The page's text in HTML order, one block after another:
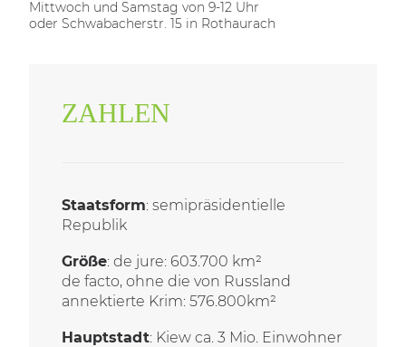
Mittwoch und Samstag von 9-12 Uhr
oder Schwabacherstr. 15 in Rothaurach
ZAHLEN
Staatsform: semipräsidentielle
Republik
Größe: de jure: 603.700 km²
de facto, ohne die von Russland
annektierte Krim: 576.800km²
Hauptstadt: Kiew ca. 3 Mio. Einwohner